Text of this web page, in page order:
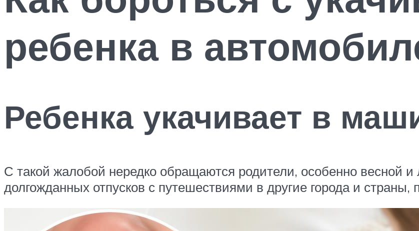
ребенка в
Ребенка укачивает в
С такой жалобой нередко обращаются родители, особенно весной и
долгожданных отпусков с путешествиями в другие города и страны,